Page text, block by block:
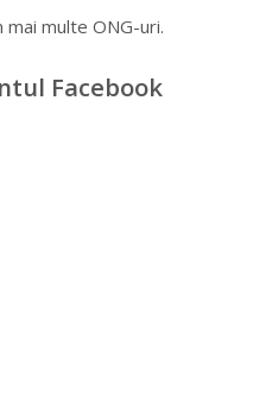
mai multe ONG-uri.
Facebook